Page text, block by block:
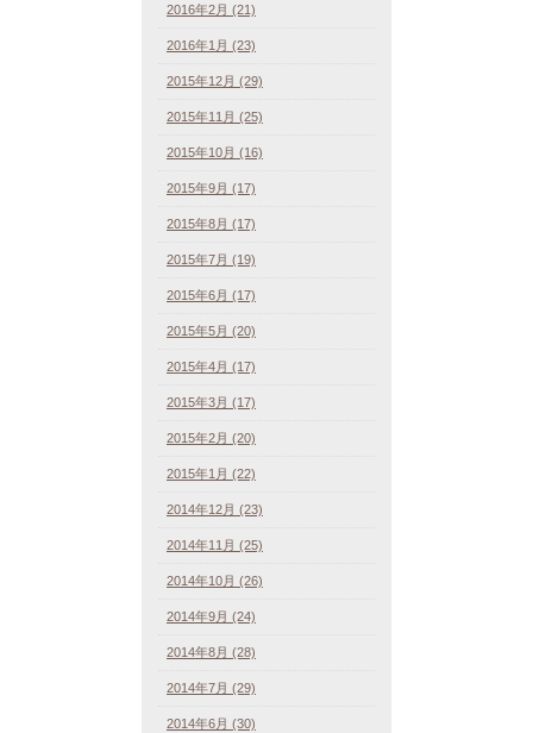
2016年2月 (21)
2016年1月 (23)
2015年12月 (29)
2015年11月 (25)
2015年10月 (16)
2015年9月 (17)
2015年8月 (17)
2015年7月 (19)
2015年6月 (17)
2015年5月 (20)
2015年4月 (17)
2015年3月 (17)
2015年2月 (20)
2015年1月 (22)
2014年12月 (23)
2014年11月 (25)
2014年10月 (26)
2014年9月 (24)
2014年8月 (28)
2014年7月 (29)
2014年6月 (30)